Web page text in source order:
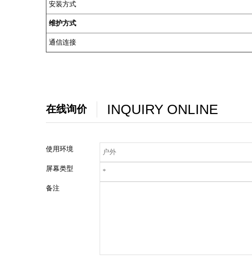
安装方式
维护方式
通信连接
在线询价 INQUIRY ONLINE
使用环境
屏幕类型
备注